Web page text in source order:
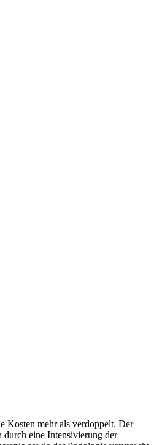
Kosten mehr als verdoppelt. Der
durch eine Intensivierung der